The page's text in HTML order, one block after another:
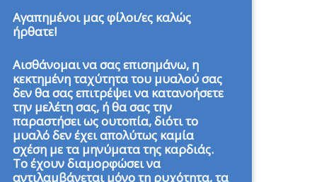
Αγαπημένοι μας φίλοι/ες καλώς
ήρθατε!
Αισθάνομαι να σας επισημάνω, η
κεκτημένη ταχύτητα του μυαλού σας
δεν θα σας επιτρέψει να κατανοήσετε
την μελέτη σας, ή θα σας την
παραστήσει ως ουτοπία, διότι το
μυαλό δεν έχει απολύτως καμία
σχέση με τα μηνύματα της καρδιάς.
Το έχουν διαμορφώσει να
αντιλαμβάνεται μόνο τη ρυχότητα, τα